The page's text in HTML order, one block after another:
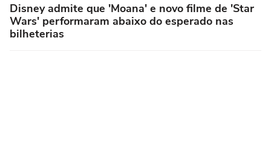
Disney admite que 'Moana' e novo filme de 'Star
Wars' performaram abaixo do esperado nas
bilheterias